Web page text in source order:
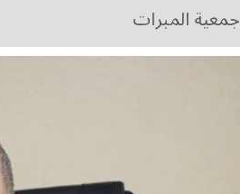
جمعية المبرات